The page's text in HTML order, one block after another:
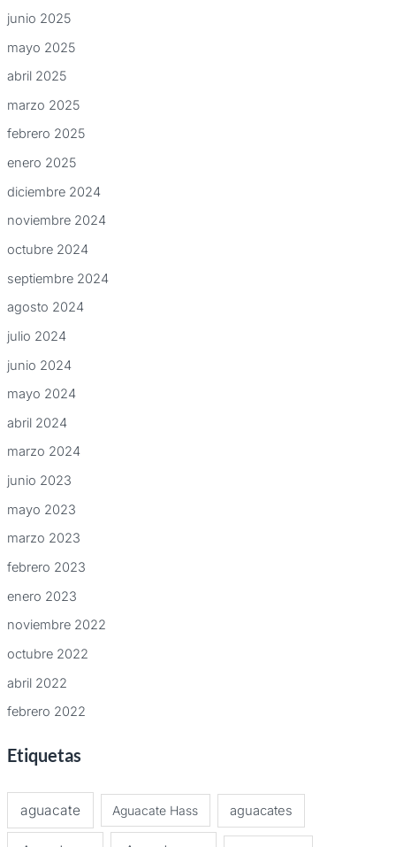
junio 2025
mayo 2025
abril 2025
marzo 2025
febrero 2025
enero 2025
diciembre 2024
noviembre 2024
octubre 2024
septiembre 2024
agosto 2024
julio 2024
junio 2024
mayo 2024
abril 2024
marzo 2024
junio 2023
mayo 2023
marzo 2023
febrero 2023
enero 2023
noviembre 2022
octubre 2022
abril 2022
febrero 2022
Etiquetas
aguacate Aguacate Hass aguacates